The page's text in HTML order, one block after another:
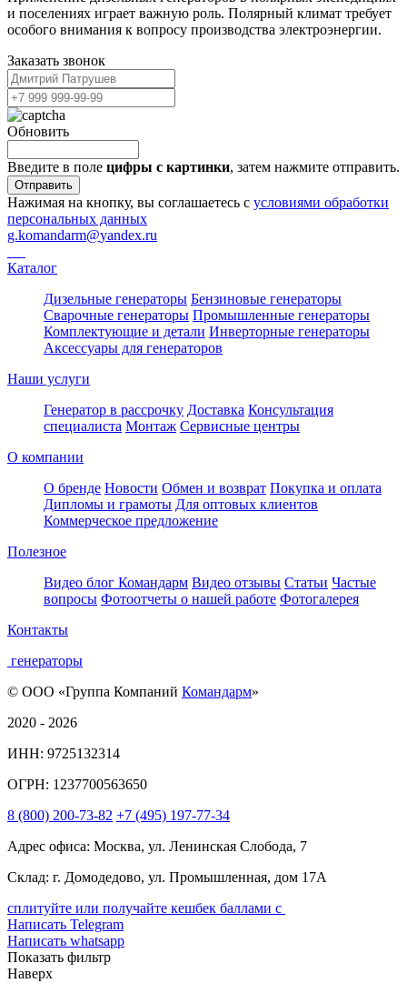
и поселениях играет важную роль. Полярный климат требует
особого внимания к вопросу производства электроэнергии.
Заказать звонок
Обновить
Введите в поле цифры c картинки, затем нажмите отправить.
Отправить
Нажимая на кнопку, вы соглашаетесь с условиями обработки
персональных данных
g.komandarm@yandex.ru
Каталог
Дизельные генераторы Бензиновые генераторы
Сварочные генераторы Промышленные генераторы
Комплектующие и детали Инверторные генераторы
Аксессуары для генераторов
Наши услуги
Генератор в рассрочку Доставка Консультация
специалиста Монтаж Сервисные центры
О компании
О бренде Новости Обмен и возврат Покупка и оплата
Дипломы и грамоты Для оптовых клиентов
Коммерческое предложение
Полезное
Видео блог Командарм Видео отзывы Статьи Частые
вопросы Фотоотчеты о нашей работе Фотогалерея
Контакты
генераторы
© ООО «Группа Компаний Командарм»
2020 - 2026
ИНН: 9725132314
ОГРН: 1237700563650
8 (800) 200-73-82 +7 (495) 197-77-34
Адрес офиса: Москва, ул. Ленинская Слобода, 7
Склад: г. Домодедово, ул. Промышленная, дом 17А
сплитуйте или получайте кешбек баллами с
Написать Telegram
Написать whatsapp
Показать фильтр
Наверх